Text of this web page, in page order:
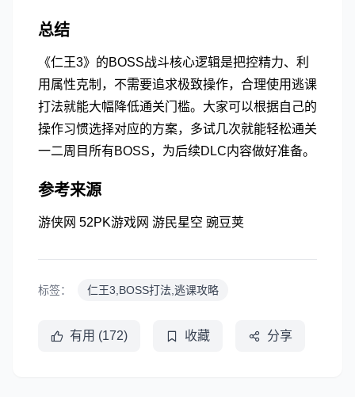
总结
《仁王3》的BOSS战斗核心逻辑是把控精力、利
用属性克制，不需要追求极致操作，合理使用逃课
打法就能大幅降低通关门槛。大家可以根据自己的
操作习惯选择对应的方案，多试几次就能轻松通关
一二周目所有BOSS，为后续DLC内容做好准备。
参考来源
游侠网 52PK游戏网 游民星空 豌豆荚
标签： 仁王3,BOSS打法,逃课攻略
有用 (172) 收藏 分享